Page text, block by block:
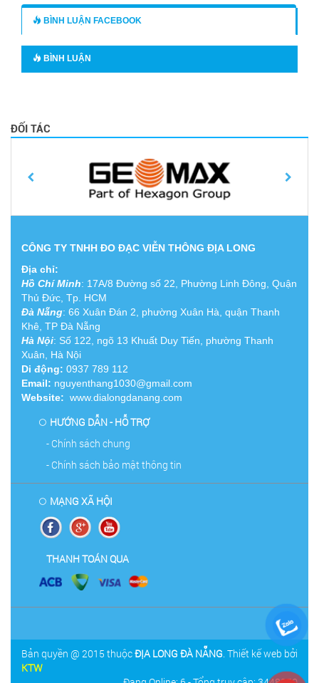
BÌNH LUẬN FACEBOOK
BÌNH LUẬN
ĐỐI TÁC
CÔNG TY TNHH ĐO ĐẠC VIỄN THÔNG ĐỊA LONG
Địa chỉ:
Hồ Chí Minh: 17A/8 Đường số 22, Phường Linh Đông, Quận
Thủ Đức, Tp. HCM
Đà Nẵng: 66 Xuân Đán 2, phường Xuân Hà, quận Thanh
Khê, TP Đà Nẵng
Hà Nội: Số 122, ngõ 13 Khuất Duy Tiến, phường Thanh
Xuân, Hà Nội
Di động: 0937 789 112
Email: nguyenthang1030@gmail.com
Website: www.dialongdanang.com
HƯỚNG DẪN - HỖ TRỢ
- Chính sách chung
- Chính sách bảo mật thông tin
MẠNG XÃ HỘI
THANH TOÁN QUA
Bản quyền @ 2015 thuộcĐỊA LONG ĐÀ NẴNG. Thiết kế web bởi
KTW